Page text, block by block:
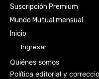
Suscripción Premium
Mundo Mutual mensual
Inicio
Ingresar
Quiénes somos
Política editorial y